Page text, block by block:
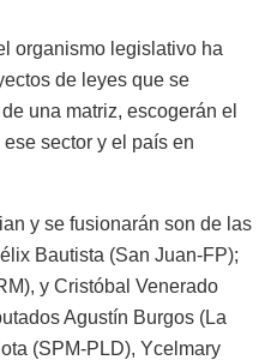
organismo legislativo ha
de leyes que se
una matriz, escogerán el
sector y el país en
y se fusionarán son de las
Bautista (San Juan-FP);
y Cristóbal Venerado
Agustín Burgos (La
(SPM-PLD), Ycelmary